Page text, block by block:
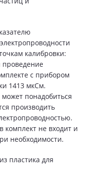
калибровки:
проведение
с прибором
1413 мкСм.
понадобиться
производить
не входит и
необходимости.
пластика для